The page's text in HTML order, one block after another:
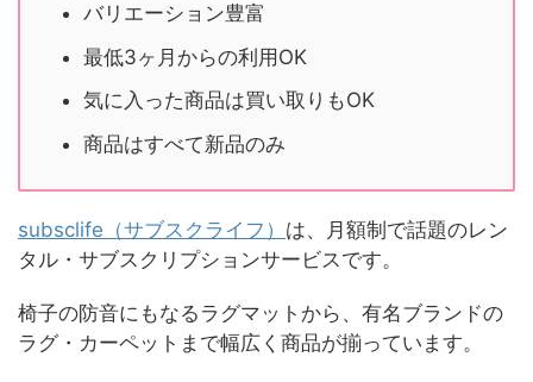
バリエーション豊富
最低3ヶ月からの利用OK
気に入った商品は買い取りもOK
商品はすべて新品のみ
subsclife（サブスクライフ） は、月額制で話題のレン
タル・サブスクリプションサービスです。
椅子の防音にもなるラグマットから、有名ブランドの
ラグ・カーペットまで幅広く商品が揃っています。